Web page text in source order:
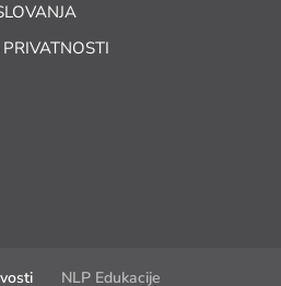
NLP Edukacije